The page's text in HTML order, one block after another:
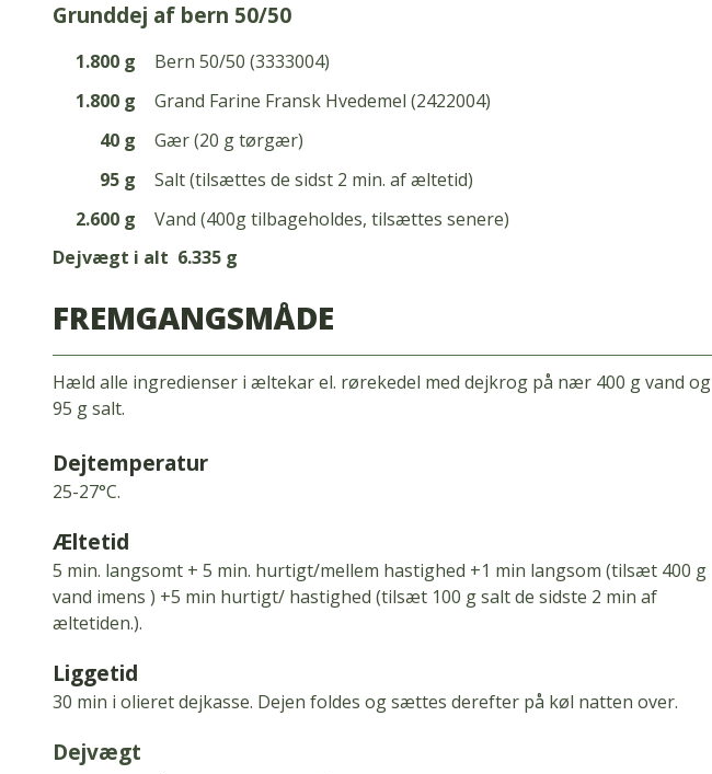
grunddej af bern 50/50
1.800 g
Bern 50/50 (3333004)
1.800 g
Grand Farine Fransk Hvedemel (2422004)
40 g
Gær (20 g tørgær)
95 g
Salt (tilsættes de sidst 2 min. af æltetid)
2.600 g
Vand (400g tilbageholdes, tilsættes senere)
Dejvægt i alt 6.335 g
FREMGANGSMÅDE
Hæld alle ingredienser i æltekar el. rørekedel med dejkrog på nær 400 g vand og
95 g salt.
Dejtemperatur
25-27°C.
Æltetid
5 min. langsomt + 5 min. hurtigt/mellem hastighed +1 min langsom (tilsæt 400 g
vand imens ) +5 min hurtigt/ hastighed (tilsæt 100 g salt de sidste 2 min af
æltetiden.).
Liggetid
30 min i olieret dejkasse. Dejen foldes og sættes derefter på køl natten over.
Dejvægt